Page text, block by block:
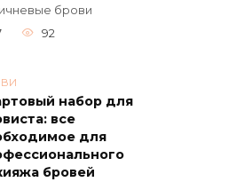
брови
92
набор для
все
для
бровей